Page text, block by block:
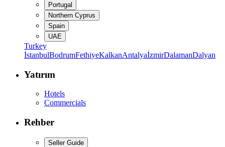
Portugal
Northern Cyprus
Spain
UAE
Turkey
İstanbulBodrumFethiyeKalkanAntalyaİzmirDalamanDalyan
Yatırım
Hotels
Commercials
Rehber
Seller Guide